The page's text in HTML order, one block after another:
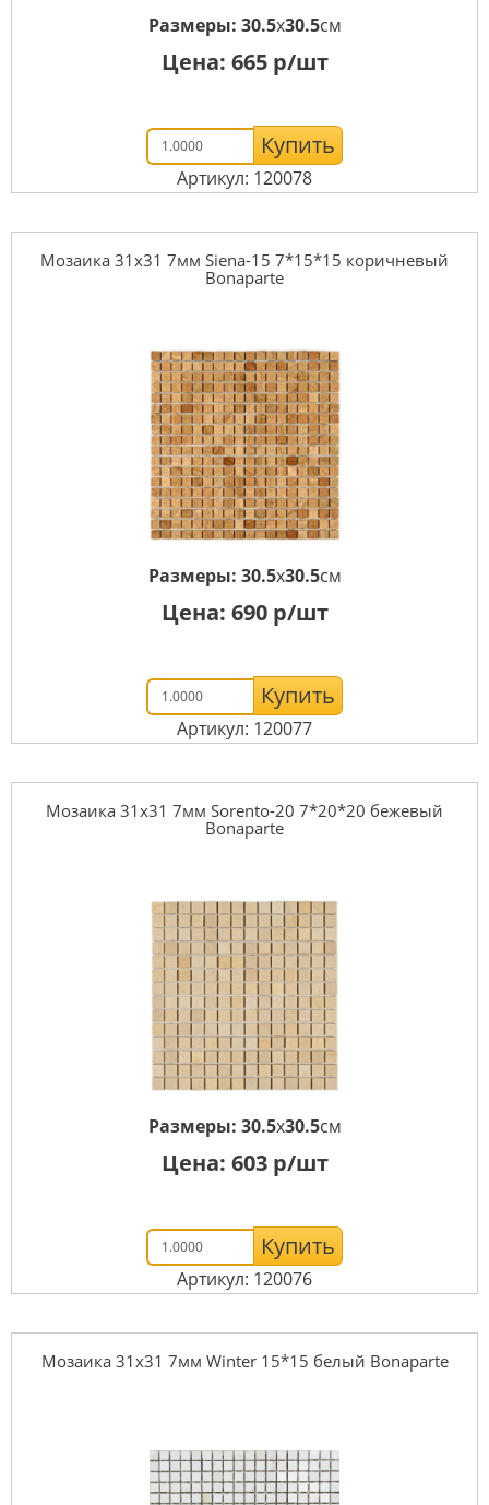
Размеры: 30.5x30.5см
Цена: 665р/шт
Купить
Артикул: 120078
Мозаика 31x31 7мм Siena-15 7*15*15 коричневый
Bonaparte
Размеры: 30.5x30.5см
Цена: 690р/шт
Купить
Артикул: 120077
Мозаика 31x31 7мм Sorento-20 7*20*20 бежевый
Bonaparte
Размеры: 30.5x30.5см
Цена: 603р/шт
Купить
Артикул: 120076
Мозаика 31x31 7мм Winter 15*15 белый Bonaparte